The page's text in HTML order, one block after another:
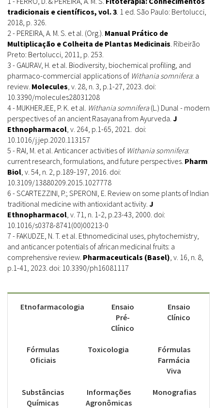
tradicionais e científicos, vol. 3 . 1 ed. São Paulo: Bertolucci,
2018, p. 326.
2 - PEREIRA, A. M. S. et al. (Org.). Manual Prático de
Multiplicação e Colheita de Plantas Medicinais . Ribeirão
Preto: Bertolucci, 2011, p. 253.
3 - GAURAV, H. et al. Biodiversity, biochemical profiling, and
pharmaco-commercial applications of Withania somnifera: a
review. Molecules , v. 28, n. 3, p.1-27, 2023. doi:
10.3390/molecules28031208
4 - MUKHERJEE, P. K. et al. Withania somnifera (L.) Dunal - modern
perspectives of an ancient Rasayana from Ayurveda. J
Ethnopharmacol , v. 264, p.1-65, 2021. doi:
10.1016/j.jep.2020.113157
5 - RAI, M. et al. Anticancer activities of Withania somnifera:
current research, formulations, and future perspectives. Pharm
Biol , v. 54, n. 2, p.189-197, 2016. doi:
10.3109/13880209.2015.1027778
6 - SCARTEZZINI, P.; SPERONI, E. Review on some plants of Indian
traditional medicine with antioxidant activity. J
Ethnopharmacol , v. 71, n. 1-2, p.23-43, 2000. doi:
10.1016/s0378-8741(00)00213-0
7 - FAKUDZE, N. T. et al. Ethnomedicinal uses, phytochemistry,
and anticancer potentials of african medicinal fruits: a
comprehensive review. Pharmaceuticals (Basel) , v. 16, n. 8,
p.1-41, 2023. doi: 10.3390/ph16081117
Etnofarmacologia
Ensaio
Pré-
Clínico
Ensaio
Clínico
Fórmulas
Oficiais
Toxicologia
Fórmulas
Farmácia
Viva
Substâncias
Químicas
Informações
Agronômicas
Monografias